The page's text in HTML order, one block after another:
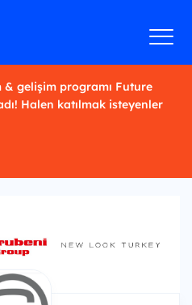
& gelişim programı Future
Halen katılmak isteyenler